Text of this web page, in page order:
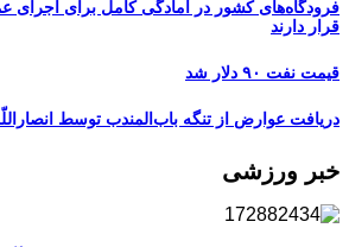
فرودگاه‌های کشور در آمادگی کامل برای اجرای
قرار دارند
قیمت نفت ۹۰ دلار شد
دریافت عوارض از تنگه باب‌المندب توسط
خبر ورزشی